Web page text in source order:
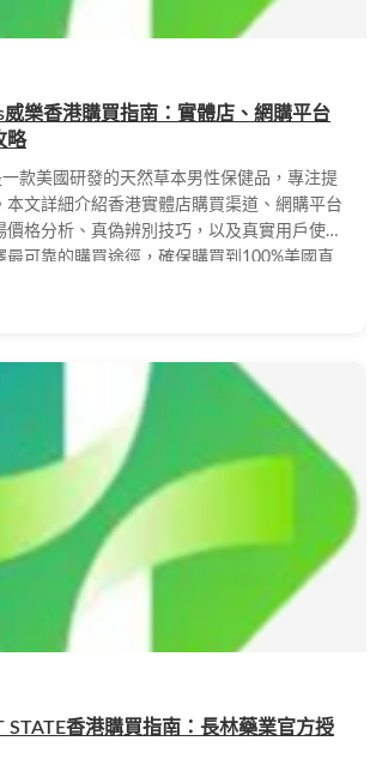
威樂香港購買指南：實體店、網購平台
略
一款美國研發的天然草本男性保健品，專注提
本文詳細介紹香港實體店購買渠道、網購平台
價格分析、真偽辨別技巧，以及真實用戶使用
最可靠的購買途徑，確保購買到100%美國直
STATE香港購買指南：長林藥業官方授